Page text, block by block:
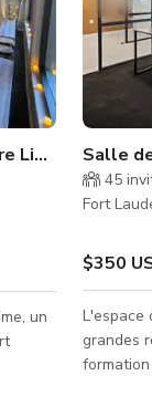
Lieu
un
Salle
45
Fort
$350
L'espace
grandes